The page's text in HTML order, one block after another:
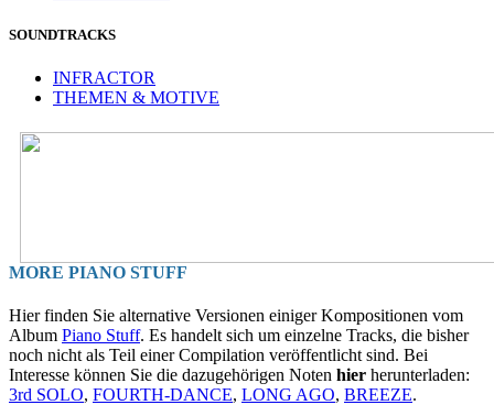
SOUNDTRACKS
INFRACTOR
THEMEN & MOTIVE
MORE PIANO STUFF
Hier finden Sie alternative Versionen einiger Kompositionen vom
Album Piano Stuff. Es handelt sich um einzelne Tracks, die bisher
noch nicht als Teil einer Compilation veröffentlicht sind. Bei
Interesse können Sie die dazugehörigen Noten hier herunterladen:
3rd SOLO, FOURTH-DANCE, LONG AGO, BREEZE.